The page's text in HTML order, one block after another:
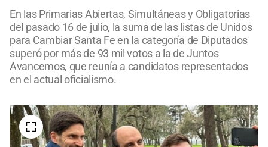
En las Primarias Abiertas, Simultáneas y Obligatorias
del pasado 16 de julio, la suma de las listas de Unidos
para Cambiar Santa Fe en la categoría de Diputados
superó por más de 93 mil votos a la de Juntos
Avancemos, que reunía a candidatos representados
en el actual oficialismo.